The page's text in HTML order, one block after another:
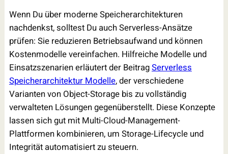
Wenn Du über moderne Speicherarchitekturen
nachdenkst, solltest Du auch Serverless-Ansätze
prüfen: Sie reduzieren Betriebsaufwand und können
Kostenmodelle vereinfachen. Hilfreiche Modelle und
Einsatzszenarien erläutert der BeitragServerless
Speicherarchitektur Modelle, der verschiedene
Varianten von Object-Storage bis zu vollständig
verwalteten Lösungen gegenüberstellt. Diese Konzepte
lassen sich gut mit Multi-Cloud-Management-
Plattformen kombinieren, um Storage-Lifecycle und
Integrität automatisiert zu steuern.